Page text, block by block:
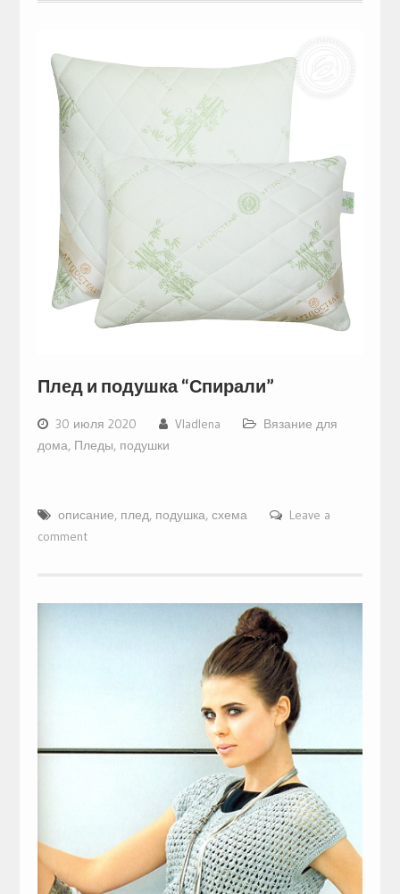
Плед и подушка “Спирали”
30 июля 2020 Vladlena
Вязание для
дома, Пледы, подушки
описание, плед, подушка, схема
Leave a
comment